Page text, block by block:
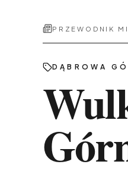
PRZEWODNIK
DĄBROWA